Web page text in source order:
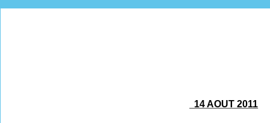
14 AOUT 2011